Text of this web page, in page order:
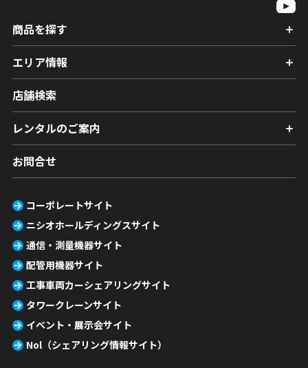
商品を探す
エリア情報
店舗検索
レンタルのご案内
お問合せ
コーポレートサイト
ニシオホールディングスサイト
通信・測量機器サイト
配管用機器サイト
工事車両カーシェアリングサイト
タワークレーンサイト
イベント・展示会サイト
Nol（シェアリング情報サイト）